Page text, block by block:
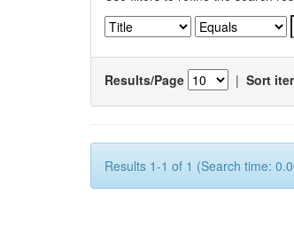
Results/Page | Sort
Results 1-1 of 1 (Search time: